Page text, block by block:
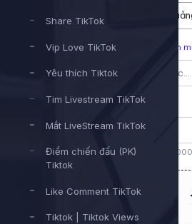
Share TikTok
Vip Love TikTok
Yêu thích Tiktok
Tim Livestream TikTok
Mắt LiveStream TikTok
Điểm chiến đấu (PK)
Tiktok
Like Comment TikTok
Tiktok | Tiktok Views
TikTok Views
Liên kết cần tăng Bạn
Số lượng
Tối thiểu: 1000000- Tối đa: 100000000
Tổng tiền cần thanh